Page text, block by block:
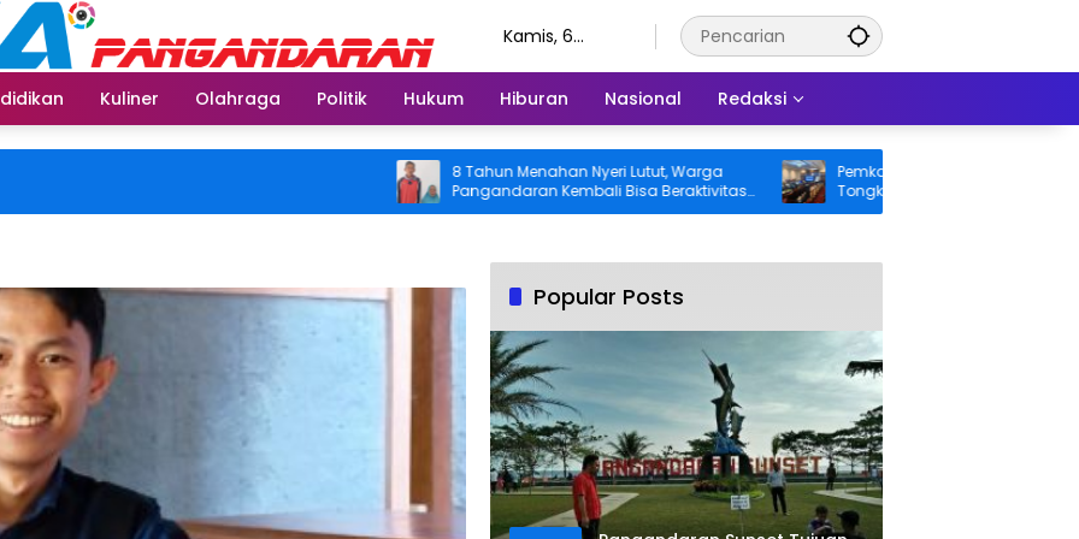
Kamis, 6
Kuliner Olahraga Politik Hukum Hiburan Nasional Redaksi
8 Tahun Menahan Nyeri Lutut, Warga
Pangandaran Kembali Bisa Beraktivitas
Usai Operasi Gratis Ditanggung BPJS
Pemkab Pangandaran Desak Bangkai
Tongkang dan Ceceran Batu Bara
Segera Diangkat, Soroti Buruknya
Popular Posts